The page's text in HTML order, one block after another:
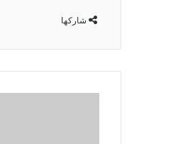
شاركها